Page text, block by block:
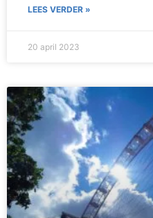
LEES VERDER »
20 april 2023